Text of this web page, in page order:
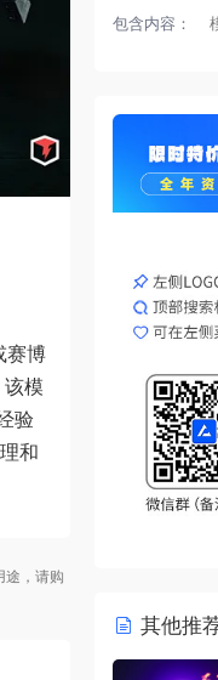
赛博
模
验
和
，请购
包含内容：
其他推